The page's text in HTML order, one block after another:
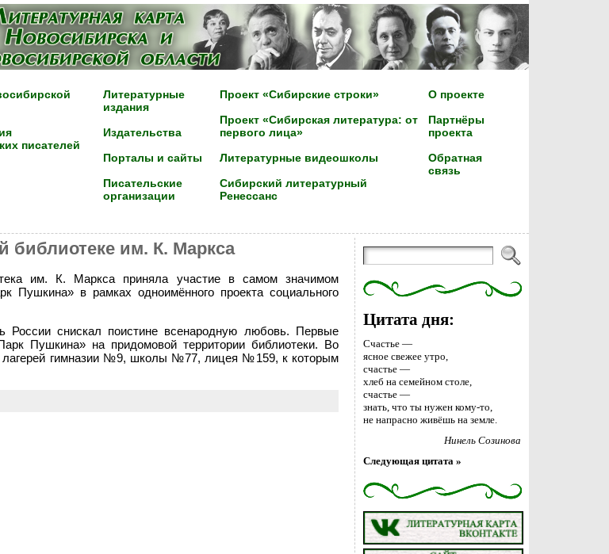
писателей
Литературные
издания
Издательства
Порталы и сайты
Писательские
организации
Проект «Сибирские строки»
Проект «Сибирская литература: от
первого лица»
Литературные видеошколы
Сибирский литературный
Ренессанс
О проекте
Партнёры
проекта
Обратная
связь
библиотеке им. К. Маркса
им. К. Маркса приняла участие в самом значимом
Пушкина» в рамках одноимённого проекта социального
России снискал поистине всенародную любовь. Первые
Пушкина» на придомовой территории библиотеки. Во
лагерей гимназии №9, школы №77, лицея №159, к которым
Цитата дня:
Счастье —
ясное свежее утро,
счастье —
хлеб на семейном столе,
счастье —
знать, что ты нужен кому-то,
не напрасно живёшь на земле.
Нинель Созинова
Следующая цитата »